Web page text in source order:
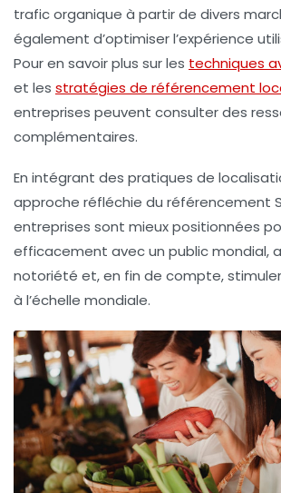
trafic organique à partir de divers
également d’optimiser l’expérience
Pour en savoir plus sur les techniques
et les stratégies de référencement
entreprises peuvent consulter des
complémentaires.
En intégrant des pratiques de
approche réfléchie du référencement
entreprises sont mieux positionnées
efficacement avec un public mondial,
notoriété et, en fin de compte,
à l’échelle mondiale.